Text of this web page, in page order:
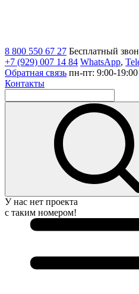
8 800 550 67 27 Бесплатный
+7 (929) 007 14 84 WhatsApp,
Обратная связь пн-пт: 9:00-
Контакты
У нас нет проекта
с таким номером!